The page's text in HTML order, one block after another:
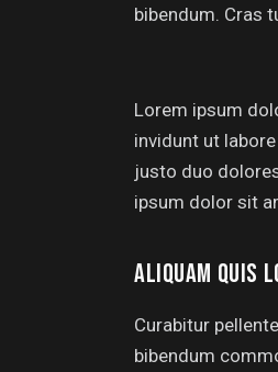
bibendum. Cras
Lorem ipsum
invidunt ut
justo duo
ipsum dolor sit
ALIQUAM QUIS
Curabitur
bibendum